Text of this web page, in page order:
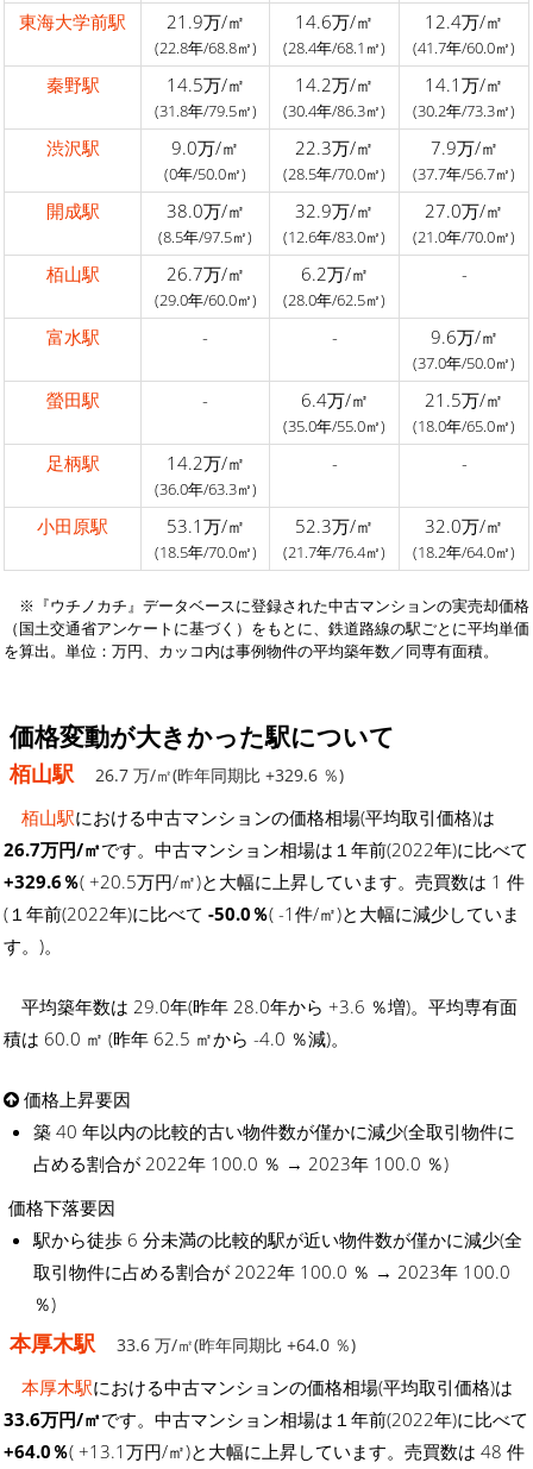
東海大学前駅 21.9万/㎡
(22.8年/68.8㎡)
14.6万/㎡
(28.4年/68.1㎡)
12.4万/㎡
(41.7年/60.0㎡)
秦野駅 14.5万/㎡
(31.8年/79.5㎡)
14.2万/㎡
(30.4年/86.3㎡)
14.1万/㎡
(30.2年/73.3㎡)
渋沢駅 9.0万/㎡
(0年/50.0㎡)
22.3万/㎡
(28.5年/70.0㎡)
7.9万/㎡
(37.7年/56.7㎡)
開成駅 38.0万/㎡
(8.5年/97.5㎡)
32.9万/㎡
(12.6年/83.0㎡)
27.0万/㎡
(21.0年/70.0㎡)
栢山駅 26.7万/㎡
(29.0年/60.0㎡)
6.2万/㎡
(28.0年/62.5㎡)
-
富水駅 - - 9.6万/㎡
(37.0年/50.0㎡)
螢田駅 - 6.4万/㎡
(35.0年/55.0㎡)
21.5万/㎡
(18.0年/65.0㎡)
足柄駅 14.2万/㎡
(36.0年/63.3㎡)
- -
小田原駅 53.1万/㎡
(18.5年/70.0㎡)
52.3万/㎡
(21.7年/76.4㎡)
32.0万/㎡
(18.2年/64.0㎡)
※『ウチノカチ』データベースに登録された中古マンションの実売却価格
（国土交通省アンケートに基づく）をもとに、鉄道路線の駅ごとに平均単価
を算出。単位：万円、カッコ内は事例物件の平均築年数／同専有面積。
価格変動が大きかった駅について
栢山駅 26.7 万/㎡(昨年同期比 +329.6 ％)
栢山駅における中古マンションの価格相場(平均取引価格)は
26.7万円/㎡です。中古マンション相場は１年前(2022年)に比べて
+329.6％( +20.5万円/㎡)と大幅に上昇しています。売買数は 1 件
(１年前(2022年)に比べて -50.0％( -1件/㎡)と大幅に減少していま
す。)。
平均築年数は 29.0年(昨年 28.0年から +3.6 ％増)。平均専有面
積は 60.0 ㎡ (昨年 62.5 ㎡から -4.0 ％減)。
価格上昇要因
築 40 年以内の比較的古い物件数が僅かに減少(全取引物件に
占める割合が 2022年 100.0 ％ → 2023年 100.0 ％)
価格下落要因
駅から徒歩 6 分未満の比較的駅が近い物件数が僅かに減少(全
取引物件に占める割合が 2022年 100.0 ％ → 2023年 100.0
％)
本厚木駅 33.6 万/㎡(昨年同期比 +64.0 ％)
本厚木駅における中古マンションの価格相場(平均取引価格)は
33.6万円/㎡です。中古マンション相場は１年前(2022年)に比べて
+64.0％( +13.1万円/㎡)と大幅に上昇しています。売買数は 48 件